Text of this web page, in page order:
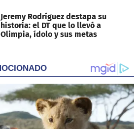
Jeremy Rodríguez destapa su
historia: el DT que lo llevó a
Olimpia, ídolo y sus metas